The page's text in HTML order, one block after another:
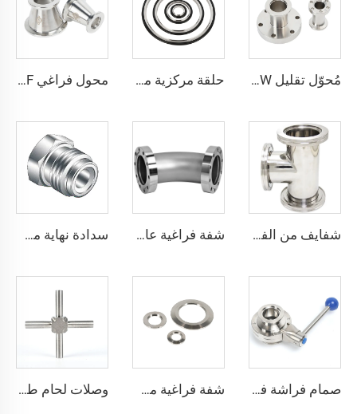
مُحوّل تقليل NW من الفولاذ المقاوم للصدأ SS304/SS316L، وصلات مواسير فراغية، مخفض شفة من CF إلى KF لتطبيقات أشباه الموصلات حلقة مركزية مع ختم دوّار O-Ring، من الفولاذ المقاوم للصدأ SS304 وSS316L والألومنيوم (FKM/EPDM/NBR)، حلقة غسالة فراغية KF/NW، تجهيزات من KF10 إلى KF50 لأشباه الموصلات محول فراغي KF من الفولاذ المقاوم للصدأ SS304/SS316L، شفة تقليل مخروطية KF/NW، قطع تجهيز فراغية من الفولاذ المقاوم للصدأ للصناعات شبه الموصلة
شفايف من الفولاذ المقاوم للصدأ ISO63/ISO80/ISO100/ISO160، وصلة على شكل حرف T متساوية ISO-K، وصلة كبس عالية الجودة من الفولاذ المقاوم للصدأ SS304 وSS316L بمقاس NW80-160 شفة فراغية عالية، منحنى معدني بزاوية 90 درجة من الفولاذ المقاوم للصدأ SS304 SS316L، نوع CF دوار، شفة CF16-CF100، ذات ثقوب عابرة، وصلات أنابيب 3/4"-4" سدادة نهاية من الفولاذ المقاوم للصدأ SS316L تركيبات QCR ذات الوجه المعدني 1/8"-1" تلدين لامع/تلميع كهربائي
صمام فراشة فراغي من الفولاذ المقاوم للصدأ SS304 وSS316L مع ختم FKM، نوع KF25/KF40/KF50 مع شفة، مشغل يدوي أو كهربائي، مقاس NW25/40 شفة فراغية من الفولاذ المقاوم للصدأ، مخرشة للحام، من KF16-160، قطر خارجي 12 مم - 57 مم، قطع توصيل أنابيب من الفولاذ SS304 وSS316، من NW16-160، شفة KF، قطر خارجي 1/2"-6" وصلات لحام طويلة فائقة النقاء من الفولاذ المقاوم للصدأ SS316L، وصلات لحام على شكل صليب لتطبيقات فائقة النقاء، وصلات لحام طويلة من الفولاذ المقاوم للصدأ فائقة النقاء، أنبوب فائق النقاء